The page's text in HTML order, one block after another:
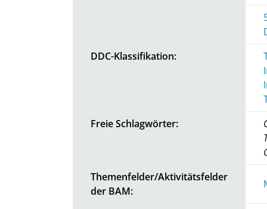
DDC-Klassifikation:
Freie Schlagwörter:
Themenfelder/Aktivitätsfelder
der BAM: